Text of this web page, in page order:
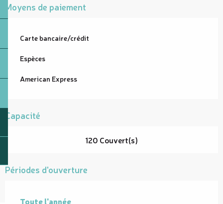
Moyens de paiement
Carte bancaire/crédit
Espèces
American Express
Capacité
120 Couvert(s)
Périodes d'ouverture
Toute l'année
Toute l'année